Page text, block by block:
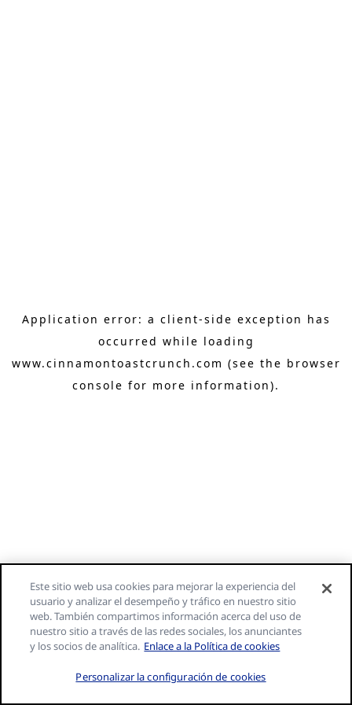
Application error: a client-side exception has
occurred while loading
www.cinnamontoastcrunch.com (see the browser
console for more information).
Este sitio web usa cookies para mejorar la experiencia del
usuario y analizar el desempeño y tráfico en nuestro sitio
web. También compartimos información acerca del uso de
nuestro sitio a través de las redes sociales, los anunciantes
y los socios de analítica. Enlace a la Política de cookies
Personalizar la configuración de cookies